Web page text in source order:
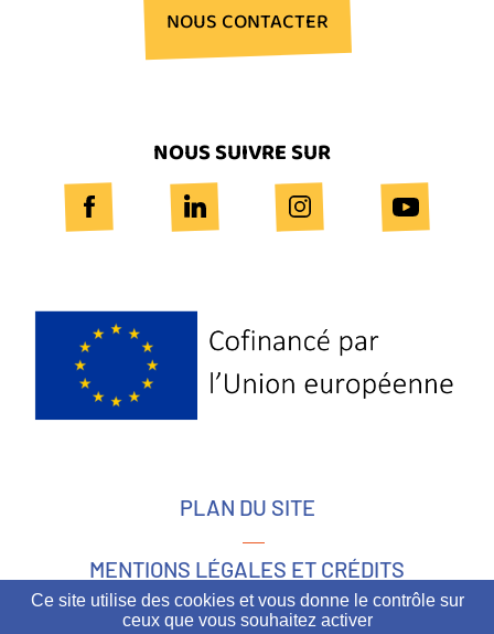
NOUS CONTACTER
NOUS SUIVRE SUR
Logo
Europe
PLAN DU SITE
MENTIONS LÉGALES ET CRÉDITS
Ce site utilise des cookies et vous donne le contrôle sur
ceux que vous souhaitez activer